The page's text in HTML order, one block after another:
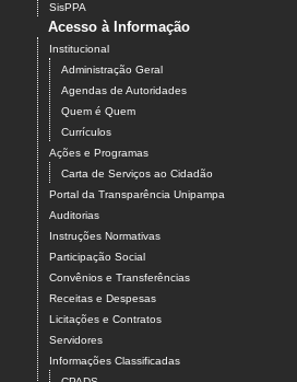
SisPPA
Acesso à Informação
Institucional
Administração Geral
Agendas de Autoridades
Quem é Quem
Currículos
Ações e Programas
Carta de Serviços ao Cidadão
Portal da Transparência Unipampa
Auditorias
Instruções Normativas
Participação Social
Convênios e Transferências
Receitas e Despesas
Licitações e Contratos
Servidores
Informações Classificadas